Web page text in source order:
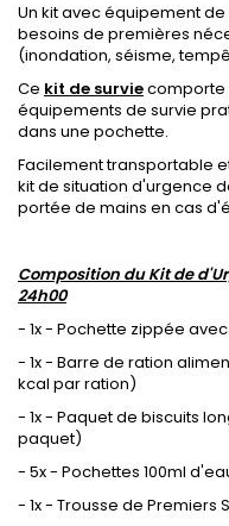
Un kit avec équipement
besoins de premières
(inondation, séisme,
Ce kit de surviecomporte
équipements de survie
dans une pochette.
Facilement transportable
kit de situation d'urgence
portée de mains en cas
Composition du Kit de
24h00
- 1x - Pochette zippée
- 1x - Barre de ration
kcal par ration)
- 1x - Paquet de biscuits
paquet)
- 5x - Pochettes 100ml
- 1x - Trousse de Premiers